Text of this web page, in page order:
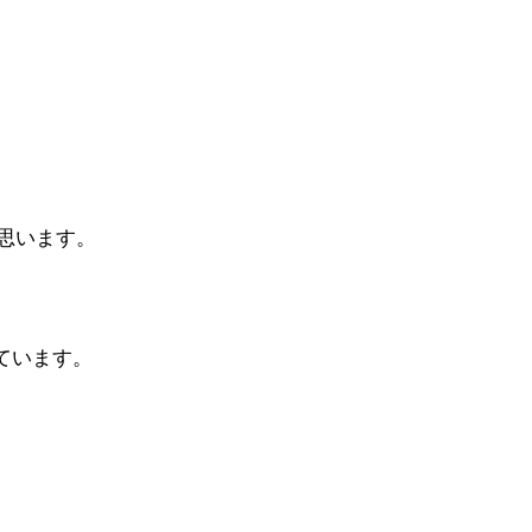
ます。
ます。